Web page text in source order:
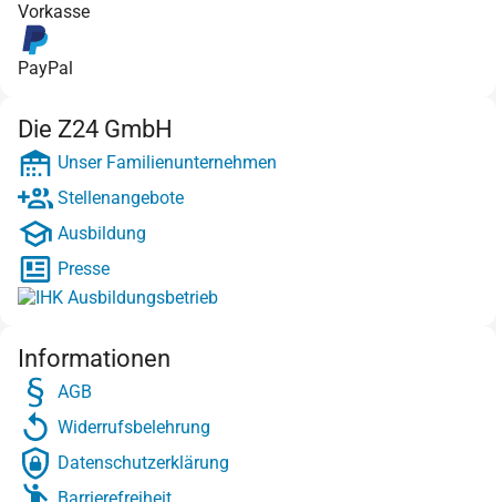
Vorkasse
PayPal
Die Z24 GmbH
Unser Familienunternehmen
Stellenangebote
Ausbildung
Presse
Informationen
AGB
Widerrufsbelehrung
Datenschutzerklärung